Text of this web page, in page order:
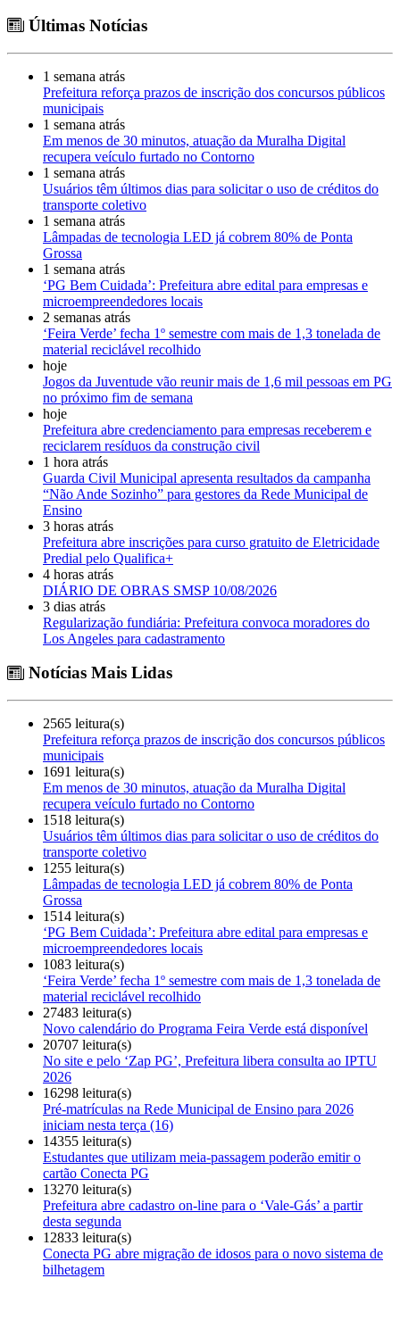
Últimas Notícias
1 semana atrás
Prefeitura reforça prazos de inscrição dos concursos públicos
municipais
1 semana atrás
Em menos de 30 minutos, atuação da Muralha Digital
recupera veículo furtado no Contorno
1 semana atrás
Usuários têm últimos dias para solicitar o uso de créditos do
transporte coletivo
1 semana atrás
Lâmpadas de tecnologia LED já cobrem 80% de Ponta
Grossa
1 semana atrás
‘PG Bem Cuidada’: Prefeitura abre edital para empresas e
microempreendedores locais
2 semanas atrás
‘Feira Verde’ fecha 1º semestre com mais de 1,3 tonelada de
material reciclável recolhido
hoje
Jogos da Juventude vão reunir mais de 1,6 mil pessoas em PG
no próximo fim de semana
hoje
Prefeitura abre credenciamento para empresas receberem e
reciclarem resíduos da construção civil
1 hora atrás
Guarda Civil Municipal apresenta resultados da campanha
“Não Ande Sozinho” para gestores da Rede Municipal de
Ensino
3 horas atrás
Prefeitura abre inscrições para curso gratuito de Eletricidade
Predial pelo Qualifica+
4 horas atrás
DIÁRIO DE OBRAS SMSP 10/08/2026
3 dias atrás
Regularização fundiária: Prefeitura convoca moradores do
Los Angeles para cadastramento
Notícias Mais Lidas
2565 leitura(s)
Prefeitura reforça prazos de inscrição dos concursos públicos
municipais
1691 leitura(s)
Em menos de 30 minutos, atuação da Muralha Digital
recupera veículo furtado no Contorno
1518 leitura(s)
Usuários têm últimos dias para solicitar o uso de créditos do
transporte coletivo
1255 leitura(s)
Lâmpadas de tecnologia LED já cobrem 80% de Ponta
Grossa
1514 leitura(s)
‘PG Bem Cuidada’: Prefeitura abre edital para empresas e
microempreendedores locais
1083 leitura(s)
‘Feira Verde’ fecha 1º semestre com mais de 1,3 tonelada de
material reciclável recolhido
27483 leitura(s)
Novo calendário do Programa Feira Verde está disponível
20707 leitura(s)
No site e pelo ‘Zap PG’, Prefeitura libera consulta ao IPTU
2026
16298 leitura(s)
Pré-matrículas na Rede Municipal de Ensino para 2026
iniciam nesta terça (16)
14355 leitura(s)
Estudantes que utilizam meia-passagem poderão emitir o
cartão Conecta PG
13270 leitura(s)
Prefeitura abre cadastro on-line para o ‘Vale-Gás’ a partir
desta segunda
12833 leitura(s)
Conecta PG abre migração de idosos para o novo sistema de
bilhetagem